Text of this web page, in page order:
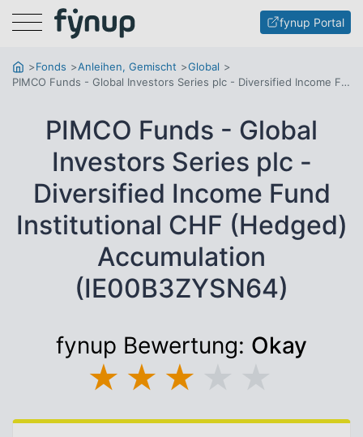
Menu fynup Portal
Fonds Anleihen, Gemischt
Global
PIMCO Funds - Global Investors Series plc - Diversified Income Fund Institutional CHF (Hedged) Accumulation
PIMCO Funds - Global
Investors Series plc -
Diversified Income Fund
Institutional CHF (Hedged)
Accumulation
(IE00B3ZYSN64)
fynup Bewertung: Okay
★ ★ ★